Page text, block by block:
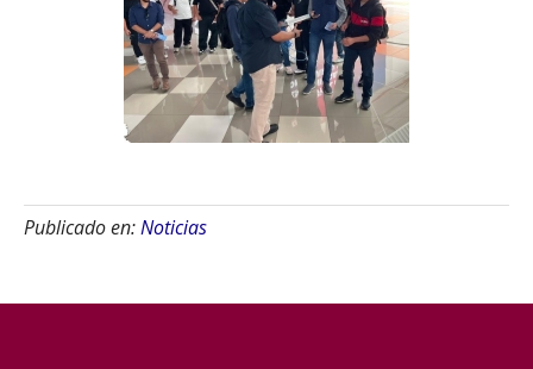
Publicado en:Noticias